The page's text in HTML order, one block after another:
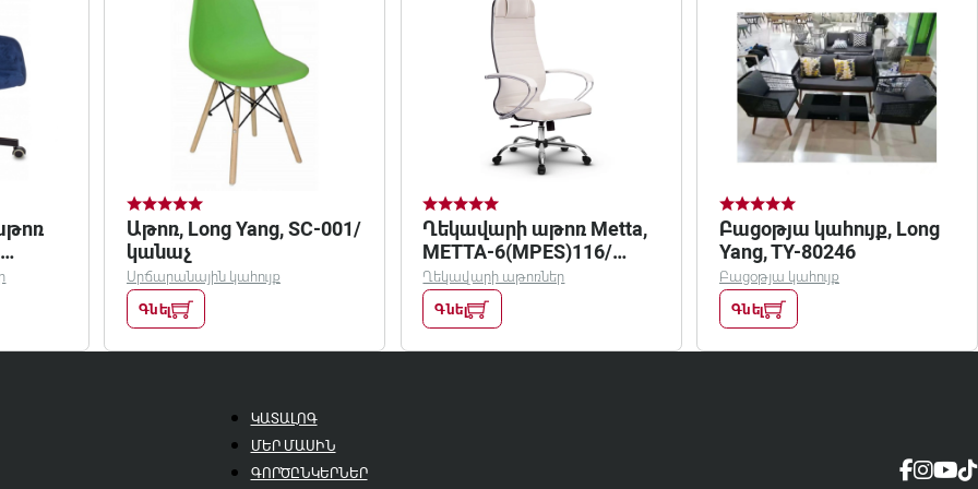
Աթոռ, Long Yang, SC-001/
կանաչ
Սրճարանային կահույք
Գնել
Ղեկավարի աթոռ Metta,
METTA-6(MPES)116/
սպիտակ
Ղեկավարի աթոռներ
Գնել
Բացօթյա կահույք, Long
Yang, TY-80246
Բացօթյա կահույք
Գնել
ԿԱՏԱԼՈԳ
ՄԵՐ ՄԱՍԻՆ
ԳՈՐԾԸՆԿԵՐՆԵՐ